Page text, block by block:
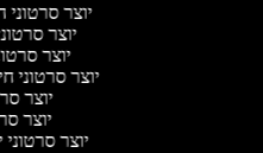
יוצר סרטוני
יוצר
יוצר
יוצר סרטוני
יוצר
יוצר
יוצר סרטוני